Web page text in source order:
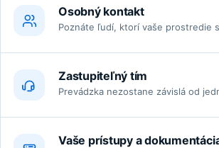
Osobný kontakt
Poznáte ľudí, ktorí vaše prostredie
Zastupiteľný tím
Prevádzka nezostane závislá od
Vaše prístupy a